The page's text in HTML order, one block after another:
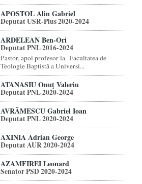
APOSTOL Alin Gabriel
Deputat USR-Plus 2020-2024
ARDELEAN Ben-Ori
Deputat PNL 2016-2024
Pastor, apoi profesor la Facultatea de
Teologie Baptistă a Universi...
ATANASIU Onuţ Valeriu
Deputat PNL 2020-2024
AVRĂMESCU Gabriel Ioan
Deputat PNL 2020-2024
AXINIA Adrian George
Deputat AUR 2020-2024
AZAMFIREI Leonard
Senator PSD 2020-2024